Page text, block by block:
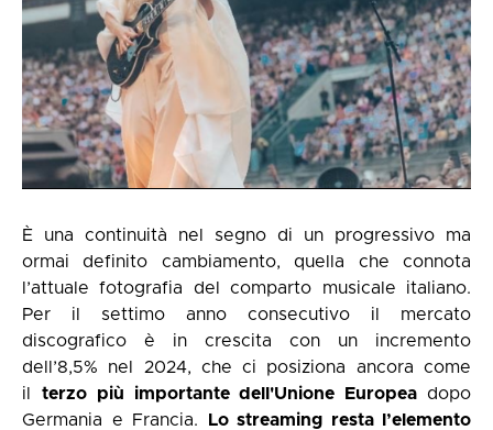
È una continuità nel segno di un progressivo ma
ormai definito cambiamento, quella che connota
l’attuale fotografia del comparto musicale italiano.
Per il settimo anno consecutivo il mercato
discografico è in crescita con un incremento
dell’8,5% nel 2024, che ci posiziona ancora come
il terzo più importante dell'Unione Europeadopo
Germania e Francia.
Lo streaming resta l’elemento